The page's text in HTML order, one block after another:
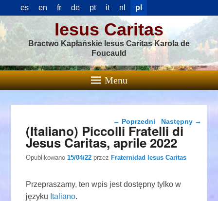
es en fr de pt it nl pl
Iesus Caritas
Bractwo Kapłańskie Iesus Caritas Karola de
Foucauld
Menu
Nawigacja wpisu
← Poprzedni Następny →
(Italiano) Piccolli Fratelli di
Jesus Caritas, aprile 2022
Opublikowano15/04/22 przezFraternidad Iesus Caritas
Przepraszamy, ten wpis jest dostępny tylko w
języku Italiano.